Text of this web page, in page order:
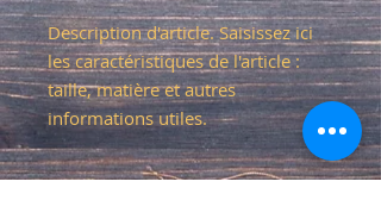
Description d'article. Saisissez ici
les caractéristiques de l'article :
taille, matière et autres
informations utiles.